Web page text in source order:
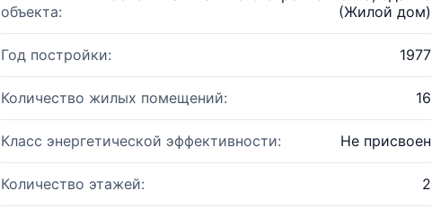
объекта:
(Жилой дом)
Год постройки: 1977
Количество жилых помещений: 16
Класс энергетической эффективности: Не присвоен
Количество этажей: 2